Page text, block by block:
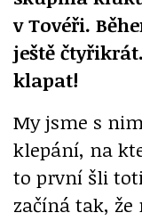
v Tovéři.
ještě
klapat!
My jsme s
klepání, na
to první šli
začíná tak,